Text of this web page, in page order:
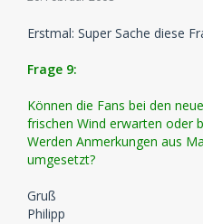
Erstmal: Super Sache diese
Frage 9:
Können die Fans bei den
frischen Wind erwarten oder
Werden Anmerkungen aus
umgesetzt?
Gruß
Philipp